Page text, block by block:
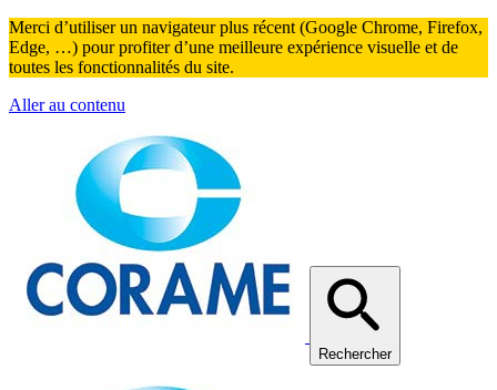
Merci d’utiliser un navigateur plus récent (Google Chrome, Firefox,
Edge, …) pour profiter d’une meilleure expérience visuelle et de
toutes les fonctionnalités du site.
Aller au contenu
Rechercher